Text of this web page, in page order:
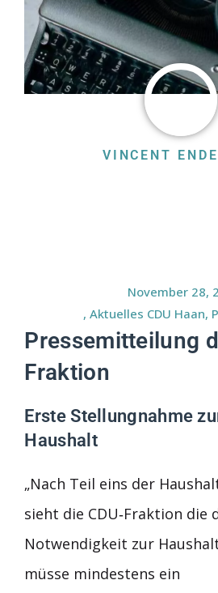
VINCENT
November 28,
, Aktuelles CDU Haan,
Pressemitteilung
Fraktion
Erste Stellungnahme
Haushalt
„Nach Teil eins der
sieht die CDU‐Fraktion die
Notwendigkeit zur
müsse mindestens ein